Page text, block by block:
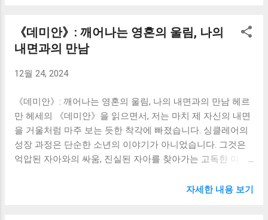
레이 볼콘스키 공작의 이야기는 또 다른 의미로 제 마음을 울
렸습니다. 영광과 명예를 추구하며 전쟁터로 향하는 그의 모
전쟁의 참혹함을 겪고 죽음의 그림자를 마주하면서 그의 내
얼마나 타인에게 따뜻함을 베풀고 살아가고 있을까요? 스크
루지 영감처럼 돈과 성공에 눈이 멀어 이웃의 고통에 무관심
을 거듭하며 저 자신을 되돌아보게 되었습니다. 이 책의 가장
있다는 점입니다. 과거, 현재, 미래의 세 유령을 만나면서 스
크루지 영감은 자신이 저질렀던 죄의 무게와 냉혹한 삶의 결
과를 마주하게 됩니다. 특히 어린 시절의 고독과 젊은 시절의
잃어버린 사랑, 그리고 늙어서 혼자 남겨진 자신의 비참한 미
래를 목격하는 장면은 저에게 큰 감동과 함께 깊은 슬픔을 안
의 본성에 대한 깊은 이해와 연민을 보여주는 듯했습니다. 스
《데미안》: 깨어나는 영혼의 울림, 나의
내면과의 만남
12월 24, 2024
《데미안》: 깨어나는 영혼의 울림, 나의 내면과의 만남 헤르
만 헤세의 《데미안》을 읽으면서, 저는 마치 제 자신의 내면
을 거울처럼 마주 보는 듯한 착각에 빠졌습니다. 싱클레어의
성장 과정은 단순한 소년의 이야기가 아니었습니다. 그것은
억압된 자아와의 싸움, 진실된 자아를 찾아가는 고독한 여정,
넘길 때마다 저는 싱클레어와 함께 괴로워하고, 갈등하고, 그
자세한 내용 보기